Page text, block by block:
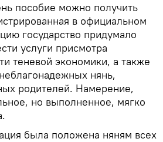
пособие можно получить
в официальном
государство придумало
услуги присмотра
теневой экономики, а также
нянь,
родителей. Намерение,
но выполненное, мягко
была положена няням всех